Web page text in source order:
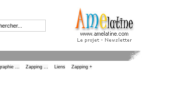
... Zapping ... Liens Zapping +